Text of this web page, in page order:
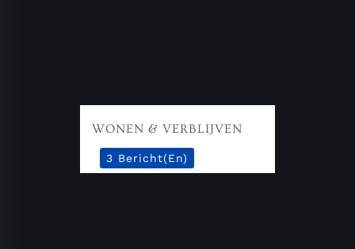
WONEN & VERBLIJVEN
3 Bericht(en)